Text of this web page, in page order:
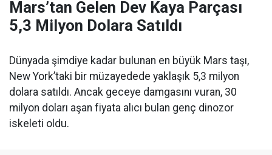
Mars’tan Gelen Dev Kaya Parçası
5,3 Milyon Dolara Satıldı
Dünyada şimdiye kadar bulunan en büyük Mars taşı,
New York’taki bir müzayedede yaklaşık 5,3 milyon
dolara satıldı. Ancak geceye damgasını vuran, 30
milyon doları aşan fiyata alıcı bulan genç dinozor
iskeleti oldu.